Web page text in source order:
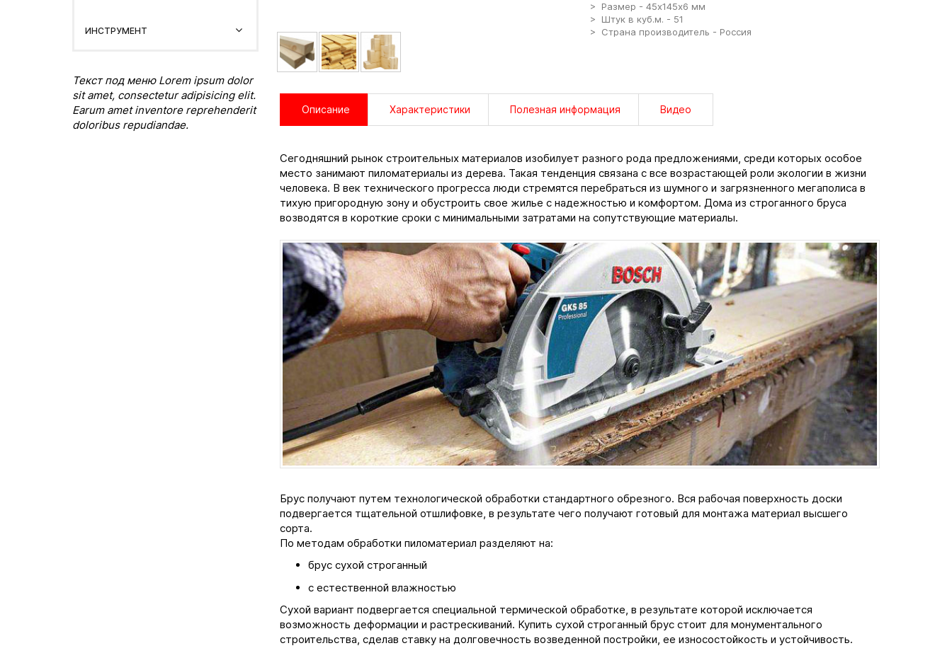
ИНСТРУМЕНТ
Текст под меню Lorem ipsum dolor
sit amet, consectetur adipisicing elit.
Earum amet inventore reprehenderit
doloribus repudiandae.
> Размер - 45х145х6 мм
> Штук в куб.м. - 51
> Страна производитель - Россия
Описание Характеристики Полезная информация Видео
Сегодняшний рынок строительных материалов изобилует разного рода предложениями, среди которых особое
место занимают пиломатериалы из дерева. Такая тенденция связана с все возрастающей роли экологии в жизни
человека. В век технического прогресса люди стремятся перебраться из шумного и загрязненного мегаполиса в
тихую пригородную зону и обустроить свое жилье с надежностью и комфортом. Дома из строганного бруса
возводятся в короткие сроки с минимальными затратами на сопутствующие материалы.
Брус получают путем технологической обработки стандартного обрезного. Вся рабочая поверхность доски
подвергается тщательной отшлифовке, в результате чего получают готовый для монтажа материал высшего
сорта.
По методам обработки пиломатериал разделяют на:
брус сухой строганный
с естественной влажностью
Сухой вариант подвергается специальной термической обработке, в результате которой исключается
возможность деформации и растрескиваний. Купить сухой строганный брус стоит для монументального
строительства, сделав ставку на долговечность возведенной постройки, ее износостойкость и устойчивость.